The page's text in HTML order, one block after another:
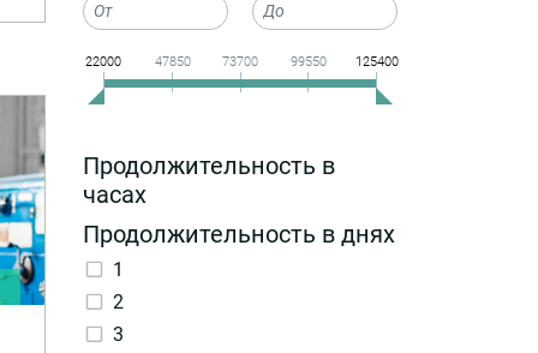
22000 47850 73700 99550 125400
Продолжительность в
часах
Продолжительность в днях
1
2
3